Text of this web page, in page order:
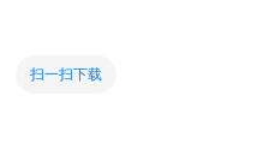
扫一扫下载